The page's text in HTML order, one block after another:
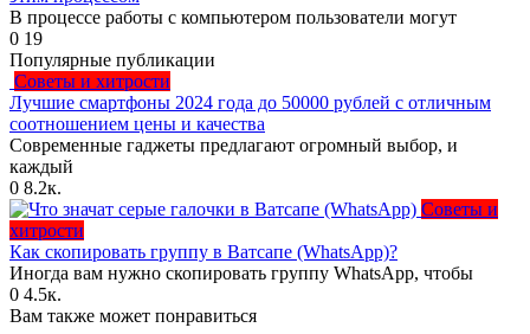
В процессе работы с компьютером пользователи могут
0 19
Популярные публикации
Советы и хитрости
Лучшие смартфоны 2024 года до 50000 рублей с отличным
соотношением цены и качества
Современные гаджеты предлагают огромный выбор, и
каждый
0 8.2к.
Советы и
хитрости
Как скопировать группу в Ватсапе (WhatsApp)?
Иногда вам нужно скопировать группу WhatsApp, чтобы
0 4.5к.
Вам также может понравиться